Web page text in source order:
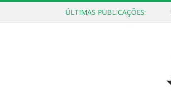
ÚLTIMAS PUBLICAÇÕES: